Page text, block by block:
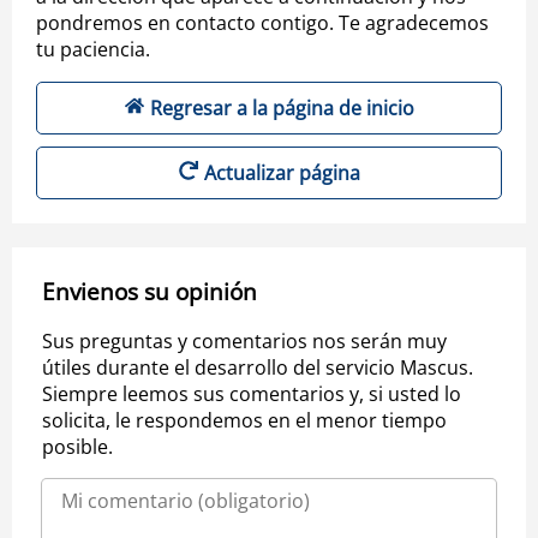
pondremos en contacto contigo. Te agradecemos
tu paciencia.
Regresar a la página de inicio
Actualizar página
Envienos su opinión
Sus preguntas y comentarios nos serán muy
útiles durante el desarrollo del servicio Mascus.
Siempre leemos sus comentarios y, si usted lo
solicita, le respondemos en el menor tiempo
posible.